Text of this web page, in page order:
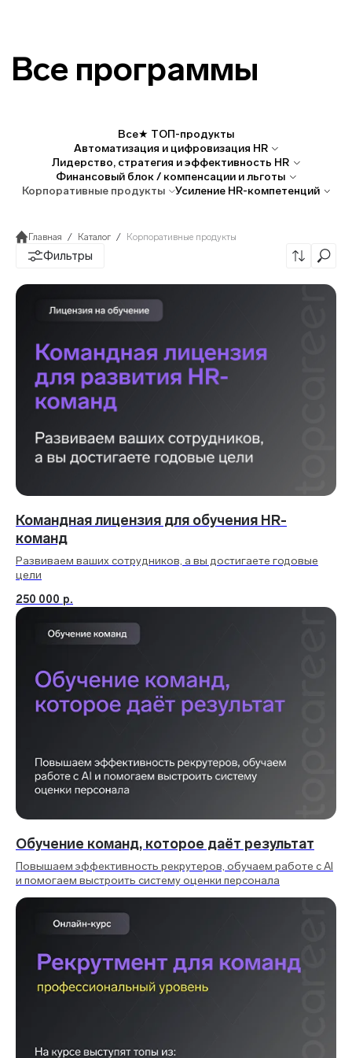
Все программы
Все★ ТОП-продукты
Автоматизация и цифровизация HR
Лидерство, стратегия и эффективность HR
Финансовый блок / компенсации ильготы
Корпоративные продукты Усиление HR-компетенций
Главная Каталог Корпоративные продукты
Фильтры
Командная лицензия для обучения HR-
команд
Развиваем ваших сотрудников, а вы достигаете годовые
цели
250 000 р.
Обучение команд, которое даёт результат
Повышаем эффективность рекрутеров, обучаем работе с AI
и помогаем выстроить систему оценки персонала